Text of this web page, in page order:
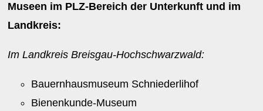
Museen im PLZ-Bereich der Unterkunft und im
Landkreis:
Im Landkreis Breisgau-Hochschwarzwald:
Bauernhausmuseum Schniederlihof
Bienenkunde-Museum